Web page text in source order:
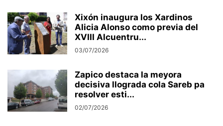
Xixón inaugura los Xardinos
Alicia Alonso como previa del
XVIII Alcuentru...
03/07/2026
Zapico destaca la meyora
decisiva llograda cola Sareb pa
resolver esti...
02/07/2026